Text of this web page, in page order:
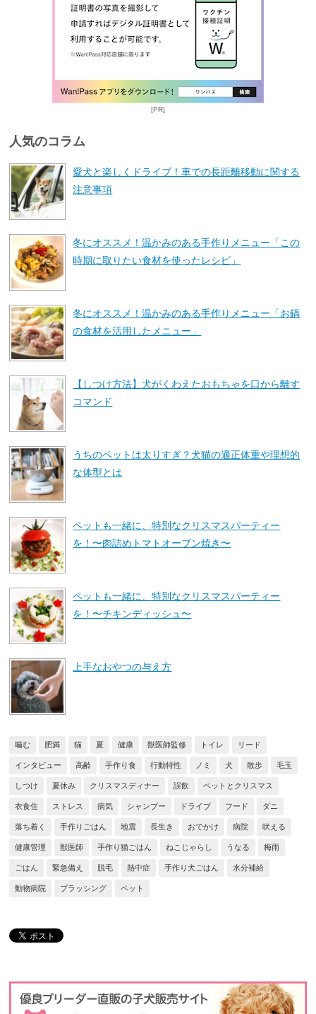
[PR]
人気のコラム
愛犬と楽しくドライブ！車での長距離移動に関する
注意事項
冬にオススメ！温かみのある手作りメニュー「この
時期に取りたい食材を使ったレシピ」
冬にオススメ！温かみのある手作りメニュー「お鍋
の食材を活用したメニュー」
【しつけ方法】犬がくわえたおもちゃを口から離す
コマンド
うちのペットは太りすぎ？犬猫の適正体重や理想的
な体型とは
ペットも一緒に、特別なクリスマスパーティー
を！〜肉詰めトマトオーブン焼き〜
ペットも一緒に、特別なクリスマスパーティー
を！〜チキンディッシュ〜
上手なおやつの与え方
噛む 肥満 猫 夏 健康 獣医師監修 トイレ リード
インタビュー 高齢 手作り食 行動特性 ノミ 犬 散歩 毛玉
しつけ 夏休み クリスマスディナー 誤飲 ペットとクリスマス
衣食住 ストレス 病気 シャンプー ドライブ フード ダニ
落ち着く 手作りごはん 地震 長生き おでかけ 病院 吠える
健康管理 獣医師 手作り猫ごはん ねこじゃらし うなる 梅雨
ごはん 緊急備え 脱毛 熱中症 手作り犬ごはん 水分補給
動物病院 ブラッシング ペット